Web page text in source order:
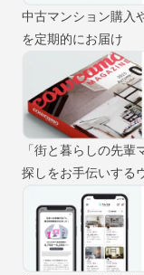
中古マンション購入
を定期的にお届け
「街と暮らしの先
探しをお手伝いする